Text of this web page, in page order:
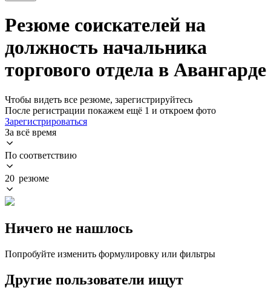
Резюме соискателей на
должность начальника
торгового отдела в Авангарде
Чтобы видеть все резюме, зарегистрируйтесь
После регистрации покажем ещё 1 и откроем фото
Зарегистрироваться
За всё время
По соответствию
20 резюме
Ничего не нашлось
Попробуйте изменить формулировку или фильтры
Другие пользователи ищут